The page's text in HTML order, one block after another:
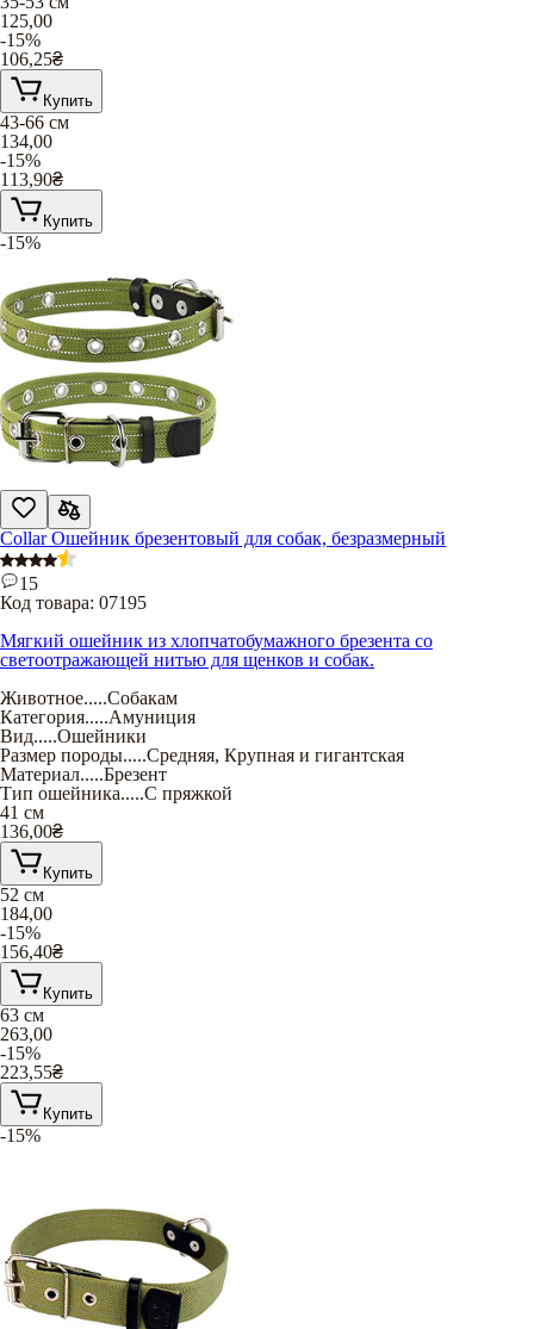
125,00
-15%
106,25₴
Купить
43-66 см
134,00
-15%
113,90₴
Купить
-15%
Collar Ошейник брезентовый для собак, безразмерный
15
Код товара: 07195
Мягкий ошейник из хлопчатобумажного брезента со
светоотражающей нитью для щенков и собак.
Животное.....Собакам
Категория.....Амуниция
Вид.....Ошейники
Размер породы.....Средняя, Крупная и гигантская
Материал.....Брезент
Тип ошейника.....С пряжкой
41 см
136,00₴
Купить
52 см
184,00
-15%
156,40₴
Купить
63 см
263,00
-15%
223,55₴
Купить
-15%